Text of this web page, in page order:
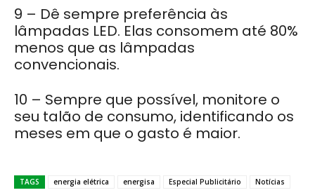
9 – Dê sempre preferência às
lâmpadas LED. Elas consomem até 80%
menos que as lâmpadas
convencionais.
10 – Sempre que possível, monitore o
seu talão de consumo, identificando os
meses em que o gasto é maior.
TAGS energia elétrica energisa Especial Publicitário Notícias